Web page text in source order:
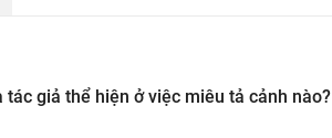
giả thể hiện ở việc miêu tả cảnh nào?